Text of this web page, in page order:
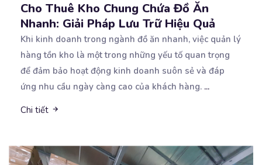
Cho Thuê Kho Chung Chứa Đồ Ăn
Nhanh: Giải Pháp Lưu Trữ Hiệu Quả
Khi kinh doanh trong ngành đồ ăn nhanh, việc quản lý
hàng tồn kho là một trong những yếu tố quan trọng
để đảm bảo hoạt động kinh doanh suôn sẻ và đáp
ứng nhu cầu ngày càng cao của khách hàng. ...
Chi tiết